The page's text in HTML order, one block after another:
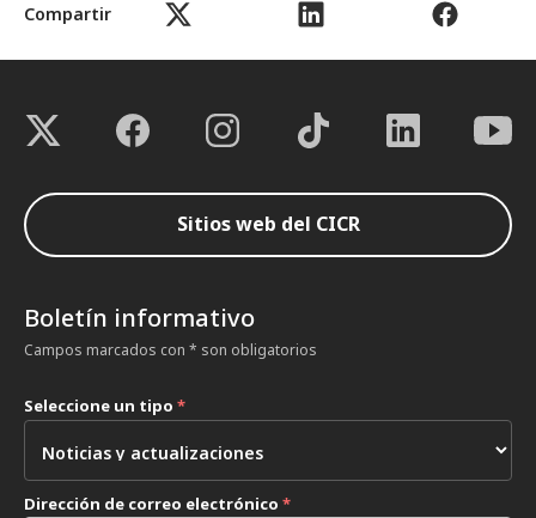
Compartir
Sitios web del CICR
Boletín informativo
Campos marcados con * son obligatorios
Seleccione un tipo *
Dirección de correo electrónico *